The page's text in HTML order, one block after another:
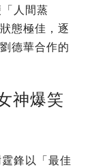
人間蒸
態極佳，逐
德華合作的
神爆笑
鋒以「最佳